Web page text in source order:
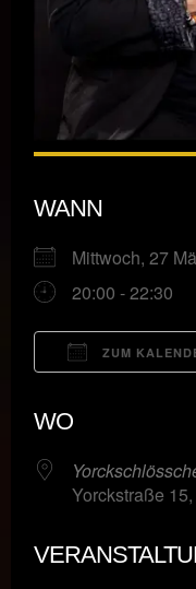
WANN
Mittwoch, 27
20:00 - 22:30
ZUM
WO
Yorckstraße